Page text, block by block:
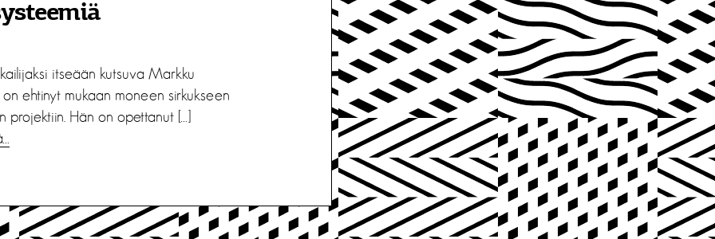
itseään kutsuva Markku
ehtinyt mukaan moneen sirkukseen
projektiin. Hän on opettanut […]
E